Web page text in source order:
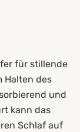
für stillende
Halten des
und
kann das
Schlaf auf